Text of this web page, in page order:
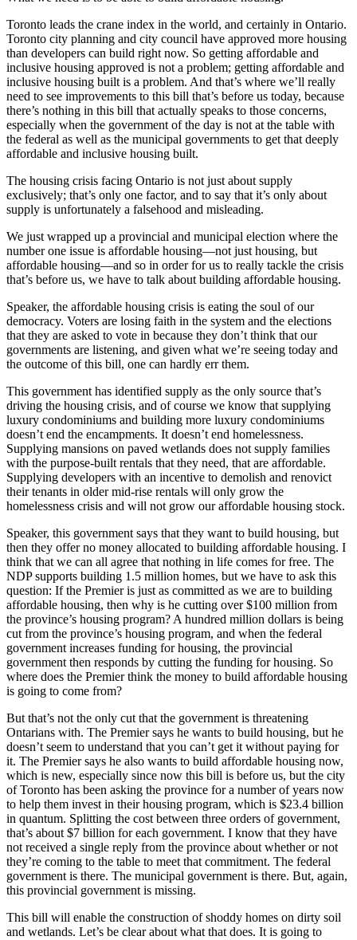
Toronto leads the crane index in the world, and certainly in Ontario.
Toronto city planning and city council have approved more housing
than developers can build right now. So getting affordable and
inclusive housing approved is not a problem; getting affordable and
inclusive housing built is a problem. And that’s where we’ll really
need to see improvements to this bill that’s before us today, because
there’s nothing in this bill that actually speaks to those concerns,
especially when the government of the day is not at the table with
the federal as well as the municipal governments to get that deeply
affordable and inclusive housing built.
The housing crisis facing Ontario is not just about supply
exclusively; that’s only one factor, and to say that it’s only about
supply is unfortunately a falsehood and misleading.
We just wrapped up a provincial and municipal election where the
number one issue is affordable housing—not just housing, but
affordable housing—and so in order for us to really tackle the crisis
that’s before us, we have to talk about building affordable housing.
Speaker, the affordable housing crisis is eating the soul of our
democracy. Voters are losing faith in the system and the elections
that they are asked to vote in because they don’t think that our
governments are listening, and given what we’re seeing today and
the outcome of this bill, one can hardly err them.
This government has identified supply as the only source that’s
driving the housing crisis, and of course we know that supplying
luxury condominiums and building more luxury condominiums
doesn’t end the encampments. It doesn’t end homelessness.
Supplying mansions on paved wetlands does not supply families
with the purpose-built rentals that they need, that are affordable.
Supplying developers with an incentive to demolish and renovict
their tenants in older mid-rise rentals will only grow the
homelessness crisis and will not grow our affordable housing stock.
Speaker, this government says that they want to build housing, but
then they offer no money allocated to building affordable housing. I
think that we can all agree that nothing in life comes for free. The
NDP supports building 1.5 million homes, but we have to ask this
question: If the Premier is just as committed as we are to building
affordable housing, then why is he cutting over $100 million from
the province’s housing program? A hundred million dollars is being
cut from the province’s housing program, and when the federal
government increases funding for housing, the provincial
government then responds by cutting the funding for housing. So
where does the Premier think the money to build affordable housing
is going to come from?
But that’s not the only cut that the government is threatening
Ontarians with. The Premier says he wants to build housing, but he
doesn’t seem to understand that you can’t get it without paying for
it. The Premier says he also wants to build affordable housing now,
which is new, especially since now this bill is before us, but the city
of Toronto has been asking the province for a number of years now
to help them invest in their housing program, which is $23.4 billion
in quantum. Splitting the cost between three orders of government,
that’s about $7 billion for each government. I know that they have
not received a single reply from the province about whether or not
they’re coming to the table to meet that commitment. The federal
government is there. The municipal government is there. But, again,
this provincial government is missing.
This bill will enable the construction of shoddy homes on dirty soil
and wetlands. Let’s be clear about what that does. It is going to